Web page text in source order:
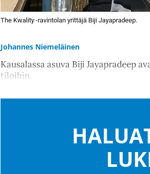
The Kwality -ravintolan yrittäjä Biji Jayapradeep.
Johannes Niemeläinen
Kausalassa asuva Biji Jayapradeep
tiloihin.